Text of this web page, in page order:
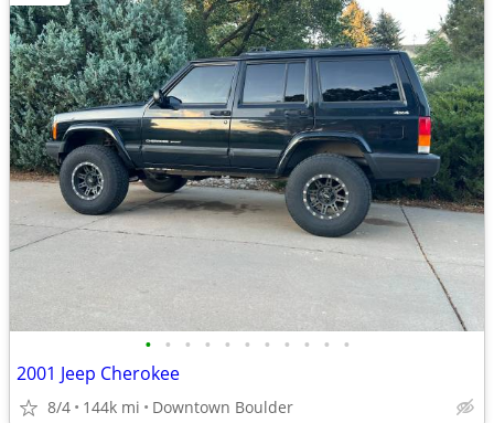
• • • • • • • • • • •
2001 Jeep Cherokee
8/4 144k mi Downtown Boulder